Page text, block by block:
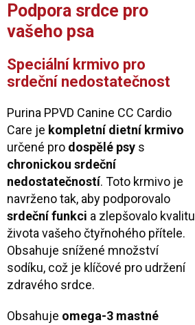
Podpora srdce pro
vašeho psa
Speciální krmivo pro
srdeční nedostatečnost
Purina PPVD Canine CC Cardio
Care je kompletní dietní krmivo
určené pro dospělé psy s
chronickou srdeční
nedostatečností. Toto krmivo je
navrženo tak, aby podporovalo
srdeční funkci a zlepšovalo kvalitu
života vašeho čtyřnohého přítele.
Obsahuje snížené množství
sodíku, což je klíčové pro udržení
zdravého srdce.
Obsahuje omega-3 mastné